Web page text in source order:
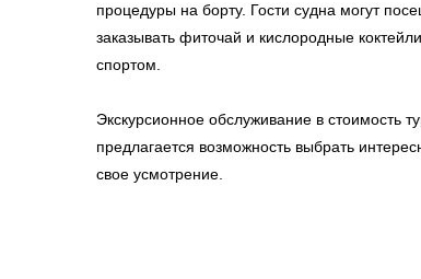
процедуры на борту. Гости судна могут
заказывать фиточай и кислородные
спортом.
Экскурсионное обслуживание в стоимость
предлагается возможность выбрать
свое усмотрение.